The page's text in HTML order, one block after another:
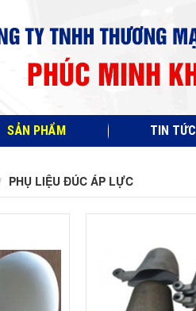
SẢN PHẨM TIN TỨC
PHỤ LIỆU ĐÚC ÁP LỰC